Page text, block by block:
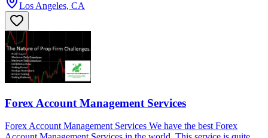
Los Angeles, CA
Forex Account Management Services
Forex Account Management Services We have the best Forex